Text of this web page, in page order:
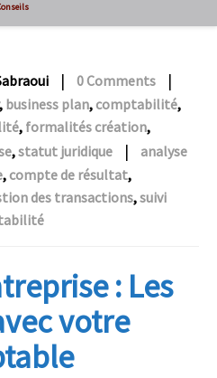
| 0 Comments |
, business plan,comptabilité,
, formalités création,
,statut juridique |
analyse
,compte de résultat,
des transactions,suivi
: Les
votre